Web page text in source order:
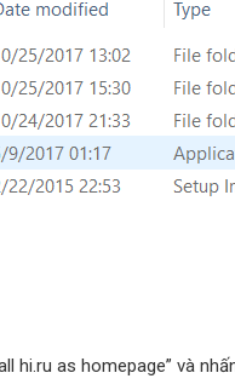
hi.ru as homepage” và